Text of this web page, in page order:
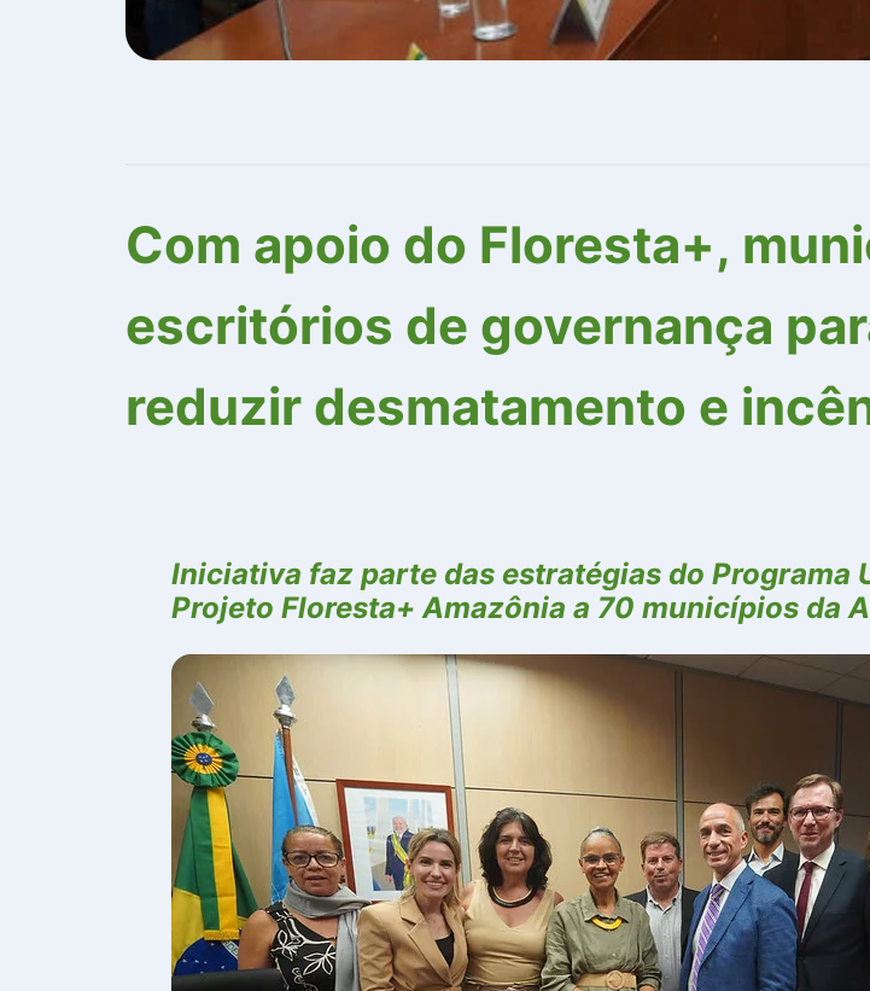
Com apoio do Floresta+,
escritórios de governança
reduzir desmatamento e
Iniciativa faz parte das estratégias do Programa
Projeto Floresta+ Amazônia a 70 municípios da